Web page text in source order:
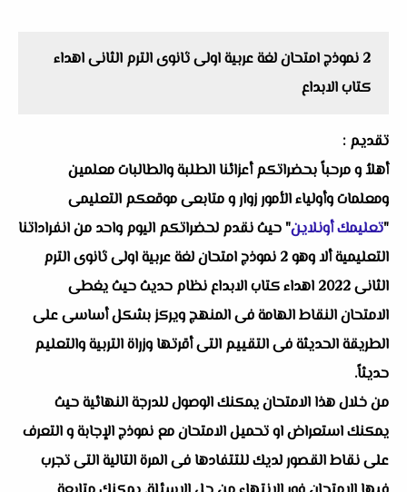
2 نموذج امتحان لغة عربية اولى ثانوى الترم الثانى اهداء
كتاب الابداع
تقديم :
أهلاُ و مرحباً بحضراتكم أعزائنا الطلبة والطالبات معلمين
ومعلمات وأولياء الأمور زوار و متابعى موقعكم التعليمى
"تعليمك أونلاين" حيث نقدم لحضراتكم اليوم واحد من انفراداتنا
التعليمية ألا وهو 2 نموذج امتحان لغة عربية اولى ثانوى الترم
الثانى 2022 اهداء كتاب الابداع نظام حديث حيث يغطى
الامتحان النقاط الهامة فى المنهج ويركز بشكل أساسى على
الطريقة الحديثة فى التقييم التى أقرتها وزراة التربية والتعليم
حديثاً.
من خلال هذا الامتحان يمكنك الوصول للدرجة النهائية حيث
يمكنك استعراض او تحميل الامتحان مع نموذج الإجابة و التعرف
على نقاط القصور لديك للتتفادها فى المرة التالية التى تجرب